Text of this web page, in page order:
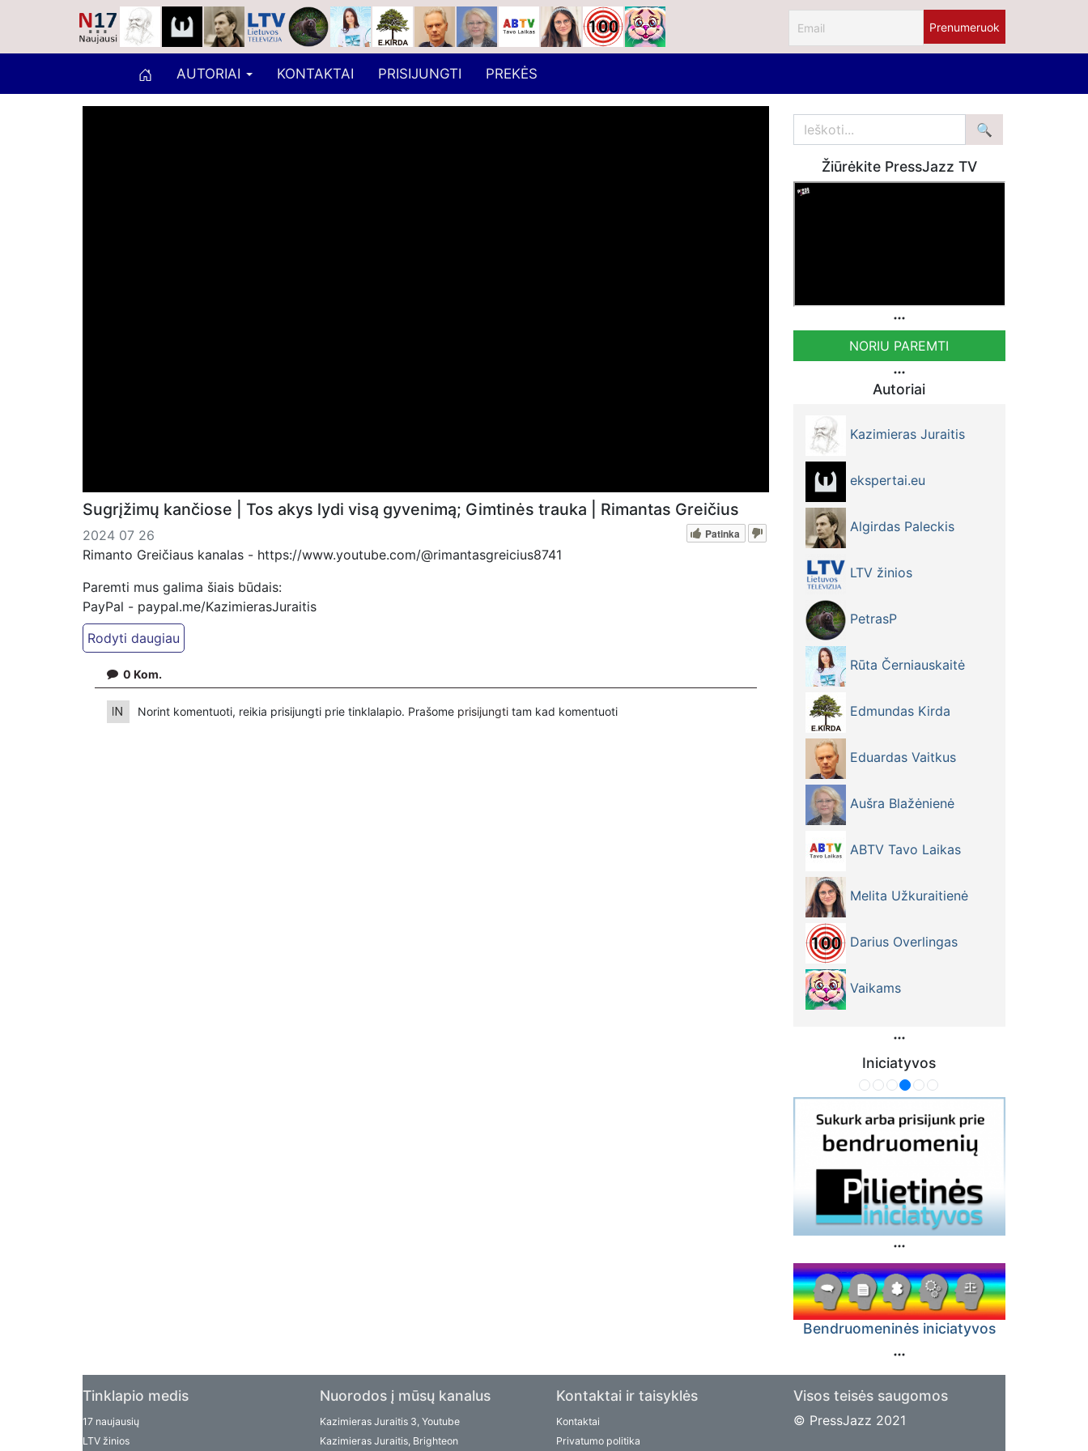
AUTORIAI KONTAKTAI PRISIJUNGTI PREKĖS
Sugrįžimų kančiose | Tos akys lydi visą gyvenimą; Gimtinės trauka | Rimantas Greičius
2024 07 26 Patinka
Rimanto Greičiaus kanalas - https://www.youtube.com/@rimantasgreicius8741
Paremti mus galima šiais būdais:
PayPal - paypal.me/KazimierasJuraitis
Patreon - https://www.patreon.com/KazimierasJuraitis
Patreon - https://www.patreon.com/FeniksTV
Bankiniu pavedimu - Gavėjas - Kazimieras Juraitis,
IBAN Sąskaita - BE92 9741 1390 8123
Bankas MONESE, SWIFT (BIC) kodas PESOBEB1
0 Kom.
Norint komentuoti, reikia prisijungti prie tinklalapio. Prašome prisijungti tam kad komentuoti
Žiūrėkite PressJazz TV
NORIU PAREMTI
Autoriai
Kazimieras Juraitis
ekspertai.eu
Algirdas Paleckis
LTV žinios
PetrasP
Rūta Černiauskaitė
Edmundas Kirda
Eduardas Vaitkus
Aušra Blažėnienė
ABTV Tavo Laikas
Melita Užkuraitienė
Darius Overlingas
Vaikams
Iniciatyvos
Bendruomeninės iniciatyvos
Tinklapio medis
17 naujausių
LTV žinios
Nuorodos į mūsų kanalus
Kazimieras Juraitis 3, Youtube
Kazimieras Juraitis, Brighteon
Kontaktai ir taisyklės
Kontaktai
Privatumo politika
Visos teisės saugomos
© PressJazz 2021